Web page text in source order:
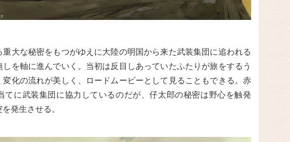
重大な秘密をもつがゆえに大陸の明国から来た武装集団に追われる
しを軸に進んでいく。当初は反目しあっていたふたりが旅をするう
変化の流れが美しく、ロードムービーとして見ることもできる。赤
てに武装集団に協力しているのだが、仔太郎の秘密は野心を触発
発生させる。